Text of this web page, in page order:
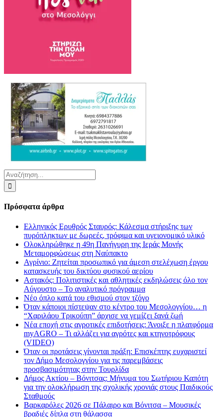
Αναζήτηση
για:
Πρόσφατα άρθρα
Ελληνικός Ερυθρός Σταυρός: Κάλεσμα στήριξης των
πυρόπληκτων με δωρεές, τρόφιμα και υγειονομικό υλικό
Ολοκληρώθηκε η 49η Πανήγυρη της Ιεράς Μονής
Μεταμορφώσεως στη Ναύπακτο
Αγρίνιο: Ζητείται προσωπικό για άμεση στελέχωση έργου
κατασκευής του δικτύου φυσικού αερίου
Αστακός: Πολιτιστικές και αθλητικές εκδηλώσεις όλο τον
Αύγουστο – Το αναλυτικό πρόγραμμα
Νέο όπλο κατά του εθισμού στον τζόγο
Όταν κάποιοι πίστεψαν στο κέντρο του Μεσολογγίου… η
“Χαριλάου Τρικούπη” άρχισε να γεμίζει ξανά ζωή
Νέα εποχή στις αγροτικές επιδοτήσεις: Άνοιξε η πλατφόρμα
myAGRO – Τι αλλάζει για αγρότες και κτηνοτρόφους
(VIDEO)
Όταν οι προτάσεις γίνονται πράξη: Επισκέπτης ευχαριστεί
τον Δήμο Μεσολογγίου για τις παρεμβάσεις
προσβασιμότητας στην Τουρλίδα
Δήμος Ακτίου – Βόνιτσας: Μήνυμα του Σωτήριου Καπότη
για την ολοκλήρωση της σχολικής χρονιάς στους Παιδικούς
Σταθμούς
Βαρκαρόλες 2026 σε Πάλαιρο και Βόνιτσα – Μουσικές
βραδιές δίπλα στη θάλασσα